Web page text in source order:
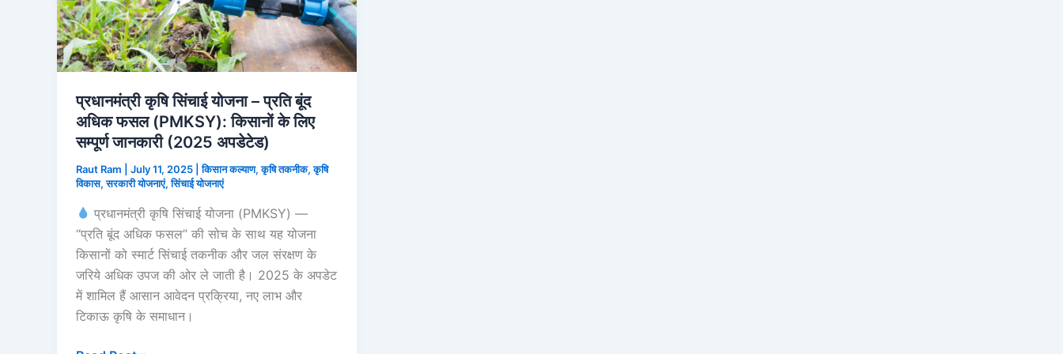
प्रधानमंत्री कृषि सिंचाई योजना – प्रति बूंद
अधिक फसल (PMKSY): किसानों के लिए
सम्पूर्ण जानकारी (2025 अपडेटेड)
Raut Ram July 11, 2025 |किसान कल्याण,कृषि तकनीक,कृषि
विकास,सरकारी योजनाएं,सिंचाई योजनाएं
प्रधानमंत्री कृषि सिंचाई योजना (PMKSY) —
“प्रति बूंद अधिक फसल” की सोच के साथ यह योजना
किसानों को स्मार्ट सिंचाई तकनीक और जल संरक्षण के
जरिये अधिक उपज की ओर ले जाती है। 2025 के अपडेट
में शामिल हैं आसान आवेदन प्रक्रिया, नए लाभ और
टिकाऊ कृषि के समाधान।